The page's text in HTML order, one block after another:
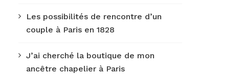
Les possibilités de rencontre d’un
couple à Paris en 1828
J’ai cherché la boutique de mon
ancêtre chapelier à Paris